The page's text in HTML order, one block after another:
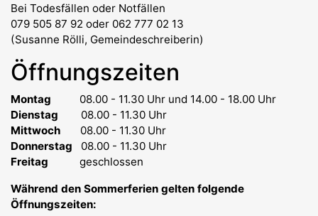
Bei Todesfällen oder Notfällen
079 505 87 92 oder 062 777 02 13
(Susanne Rölli, Gemeindeschreiberin)
Öffnungszeiten
Montag 08.00 - 11.30 Uhr und 14.00 - 18.00 Uhr
Dienstag 08.00 - 11.30 Uhr
Mittwoch 08.00 - 11.30 Uhr
Donnerstag 08.00 - 11.30 Uhr
Freitag geschlossen
Während den Sommerferien gelten folgende
Öffnungszeiten: